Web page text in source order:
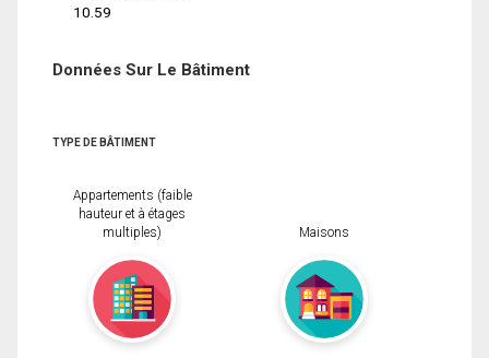
10.59
Données Sur Le Bâtiment
TYPE DE BÂTIMENT
Appartements (faible
hauteur et à étages
multiples)
Maisons